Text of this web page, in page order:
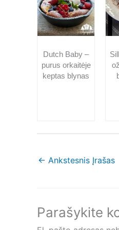
Dutch Baby –
purus orkaitėje
keptas blynas
← Ankstesnis Įrašas
Parašykite